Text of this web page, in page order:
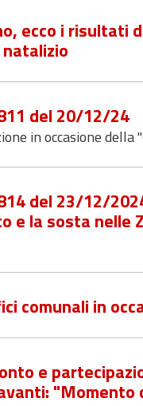
ecco i
del 20/12/24
in occasione della
del 23/12/
e la sosta
comunali in
e